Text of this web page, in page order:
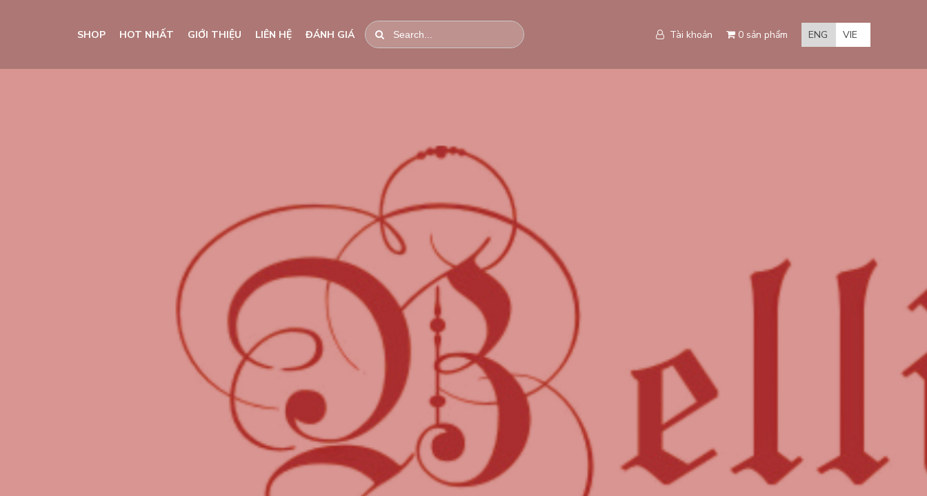
SHOP HOT NHẤT GIỚI THIỆU LIÊN HỆ ĐÁNH GIÁ Tài khoản 0 sản phẩm ENG VIE